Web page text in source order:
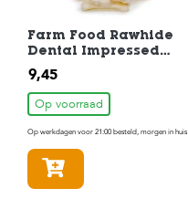
Farm Food Rawhide
Dental Impressed
Kauwbot Mini 7 stuks
9,45
Op voorraad
Op werkdagen voor 21:00 besteld, morgen in huis